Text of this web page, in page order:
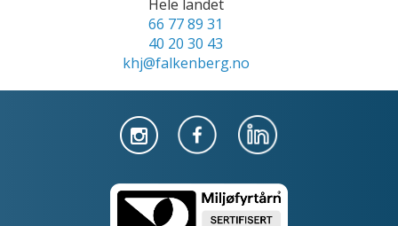
Hele landet
66 77 89 31
40 20 30 43
khj@falkenberg.no